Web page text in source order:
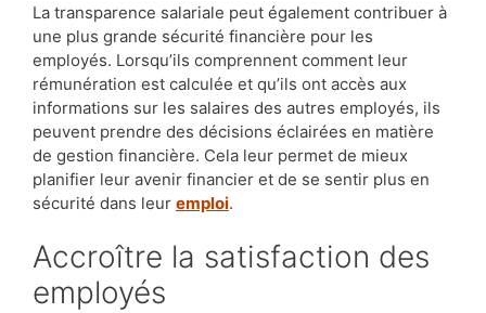
La transparence salariale peut également contribuer à
une plus grande sécurité financière pour les
employés. Lorsqu’ils comprennent comment leur
rémunération est calculée et qu’ils ont accès aux
informations sur les salaires des autres employés, ils
peuvent prendre des décisions éclairées en matière
de gestion financière. Cela leur permet de mieux
planifier leur avenir financier et de se sentir plus en
sécurité dans leur emploi.
Accroître la satisfaction des
employés